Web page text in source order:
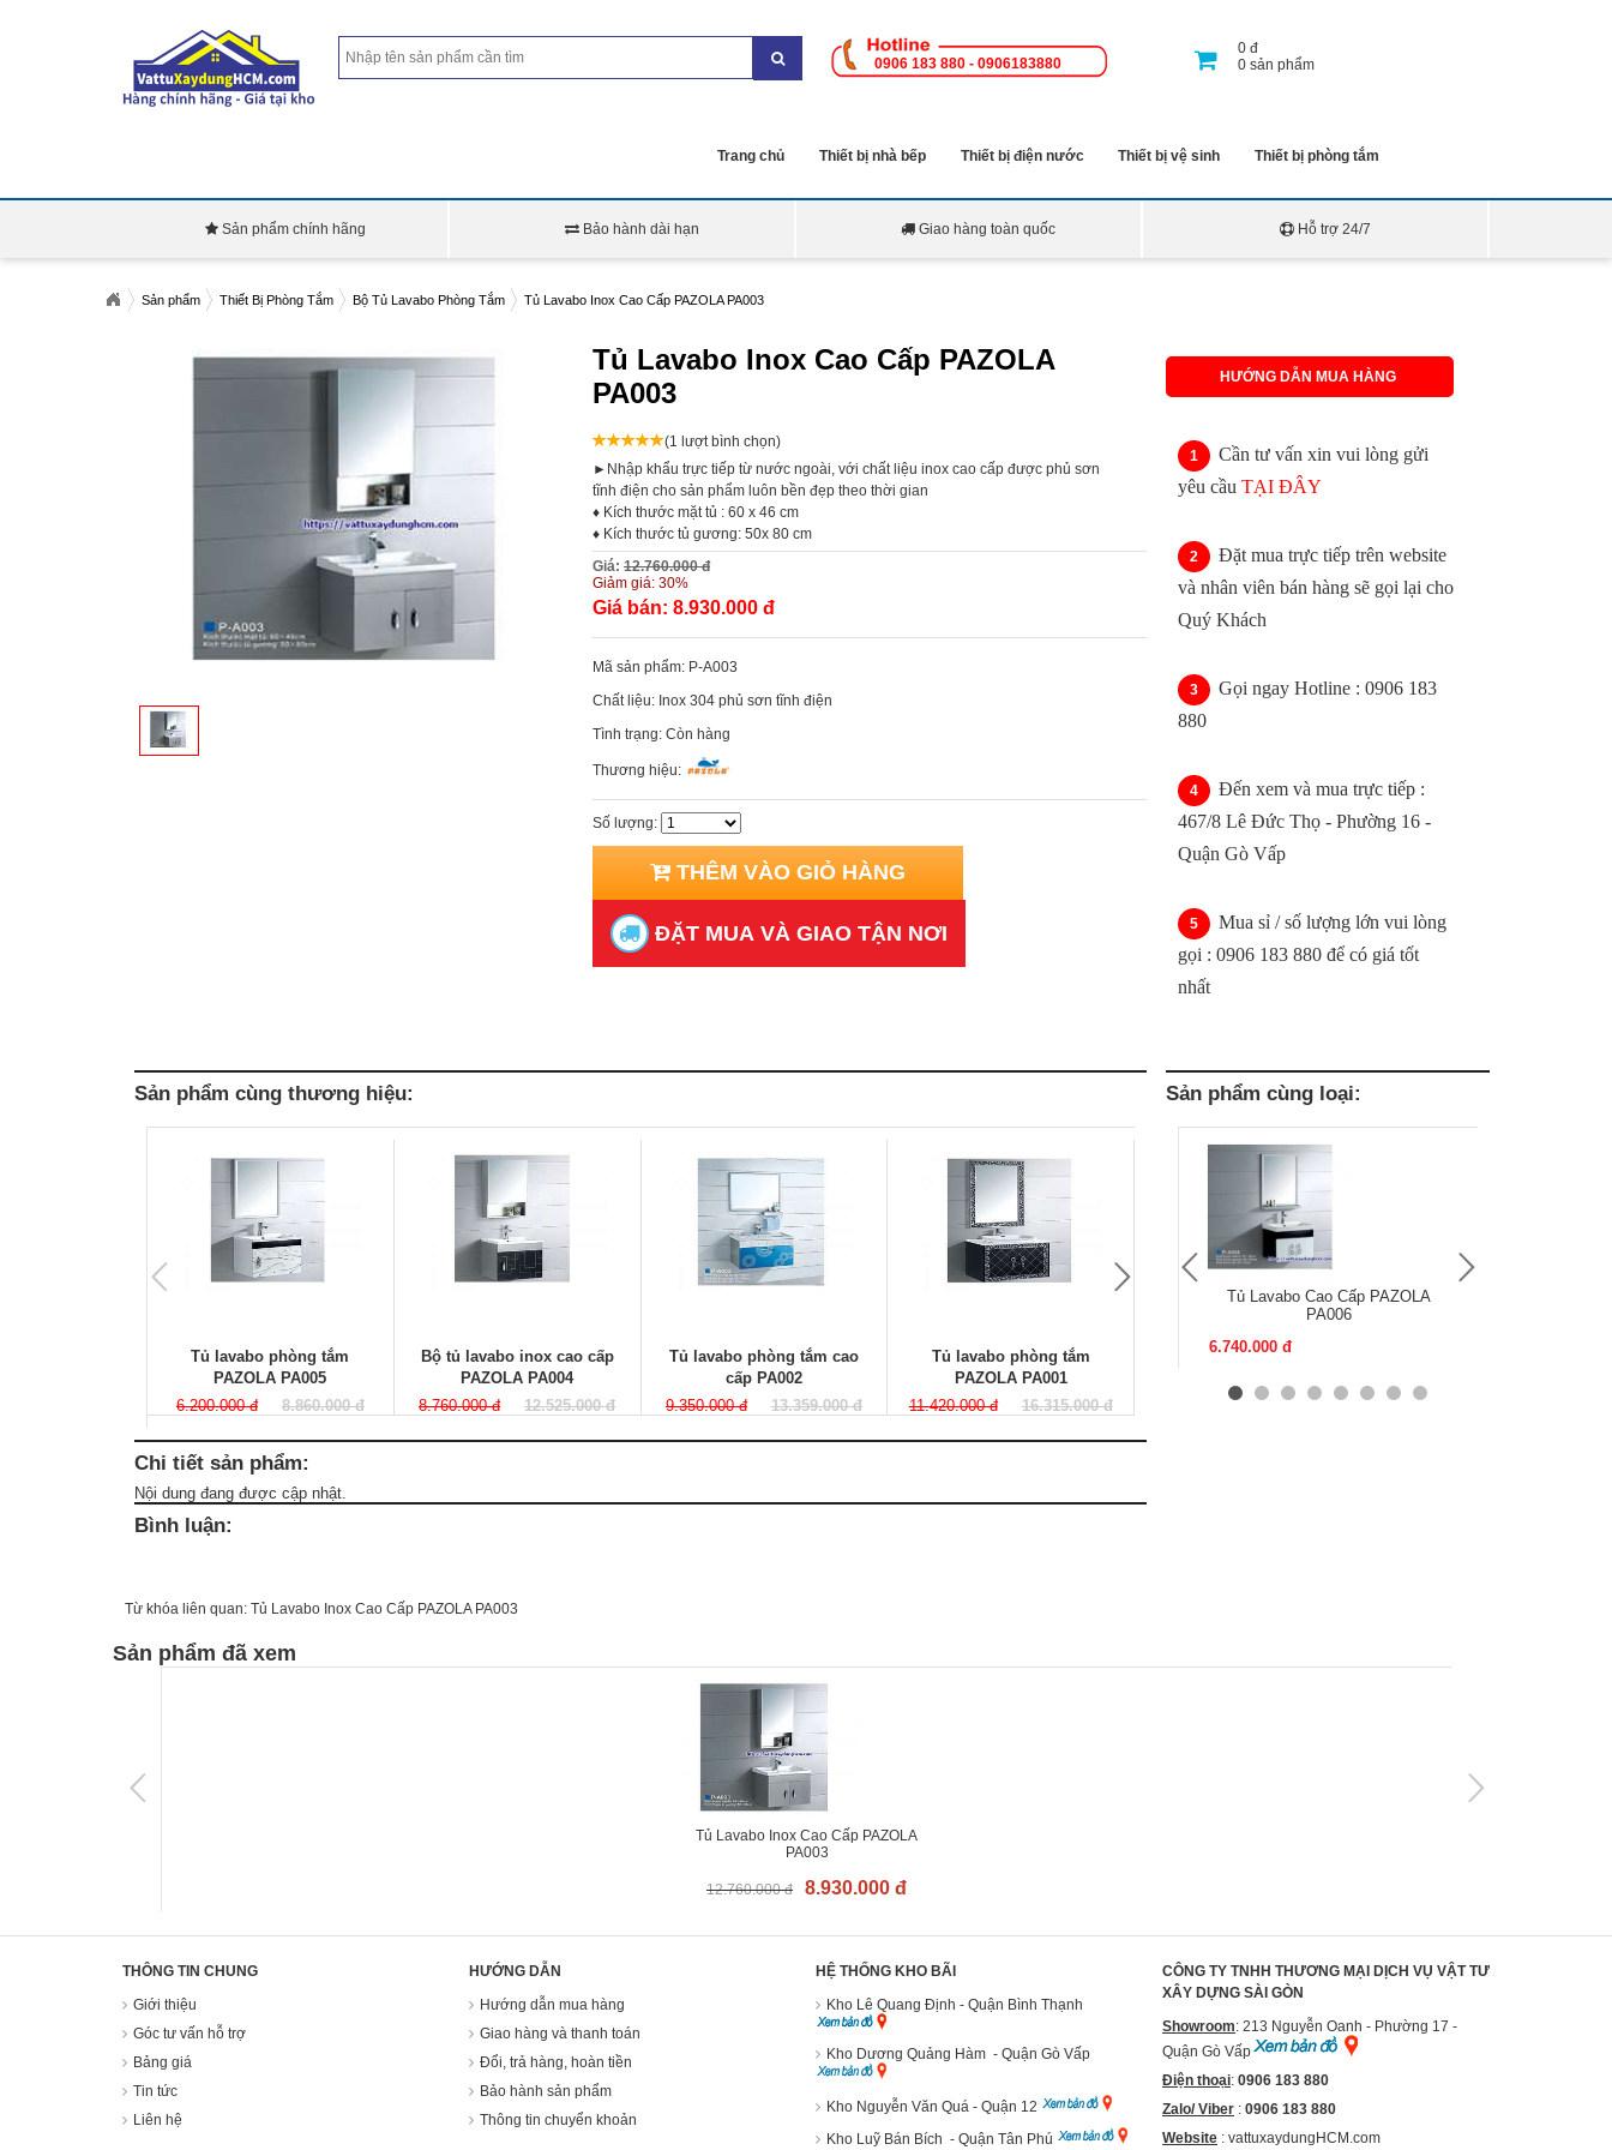
0906 183 880 - 0906183880
0đ
0sản phẩm
Trang chủ Thiết bị nhà bếp Thiết bị điện nước Thiết bị vệ sinh Thiết bị phòng tắm
Sản phẩm chính hãng Bảo hành dài hạn Giao hàng toàn quốc Hỗ trợ 24/7
Sản phẩm Thiết Bị Phòng Tắm Bộ Tủ Lavabo Phòng Tắm Tủ Lavabo Inox Cao Cấp PAZOLA PA003
Tủ Lavabo Inox Cao Cấp PAZOLA
PA003
(1 lượt bình chọn)
►Nhập khẩu trực tiếp từ nước ngoài, với chất liệu inox cao cấp được phủ sơn
tĩnh điện cho sản phẩm luôn bền đẹp theo thời gian
♦ Kích thước mặt tủ : 60 x 46 cm
♦ Kích thước tủ gương: 50x 80 cm
Giá: 12.760.000 đ
Giảm giá: 30%
Giá bán: 8.930.000 đ
Mã sản phẩm: P-A003
Chất liệu: Inox 304 phủ sơn tĩnh điện
Tình trạng: Còn hàng
Thương hiệu:
Số lượng:
THÊM VÀO GIỎ HÀNG
ĐẶT MUA VÀ GIAO TẬN NƠI
HƯỚNG DẪN MUA HÀNG
Cần tư vấn xin vui lòng gửi
yêu cầu TẠI ĐÂY
Đặt mua trực tiếp trên website
và nhân viên bán hàng sẽ gọi lại cho
Quý Khách
Gọi ngay Hotline : 0906 183
880
Đến xem và mua trực tiếp :
467/8 Lê Đức Thọ - Phường 16 -
Quận Gò Vấp
Mua sỉ / số lượng lớn vui lòng
gọi : 0906 183 880 để có giá tốt
nhất
Sản phẩm cùng thương hiệu:
Tủ lavabo phòng tắm
PAZOLA PA005
6.200.000 đ
8.860.000 đ
Bộ tủ lavabo inox cao cấp
PAZOLA PA004
8.760.000 đ
12.525.000 đ
Tủ lavabo phòng tắm cao
cấp PA002
9.350.000 đ
13.359.000 đ
Tủ lavabo phòng tắm
PAZOLA PA001
11.420.000 đ
16.315.000 đ
Tủ Lavabo Cao Cấp PAZOLA
6.740.000 đ
9.635.000 đ
Chi tiết sản phẩm:
Nội dung đang được cập nhật.
Bình luận:
Sản phẩm cùng loại:
Tủ Lavabo Cao Cấp PAZOLA
PA006
6.740.000 đ
Từ khóa liên quan: Tủ Lavabo Inox Cao Cấp PAZOLA PA003
Sản phẩm đã xem
Tủ Lavabo Inox Cao Cấp PAZOLA
PA003
12.760.000 đ 8.930.000 đ
THÔNG TIN CHUNG
Giới thiệu
Góc tư vấn hỗ trợ
Bảng giá
Tin tức
Liên hệ
HƯỚNG DẪN
Hướng dẫn mua hàng
Giao hàng và thanh toán
Đổi, trả hàng, hoàn tiền
Bảo hành sản phẩm
Thông tin chuyển khoản
HỆ THỐNG KHO BÃI
Kho Lê Quang Định - Quận Bình Thạnh
Kho Dương Quảng Hàm - Quận Gò Vấp
Kho Nguyễn Văn Quá - Quận 12
Kho Luỹ Bán Bích - Quận Tân Phú
CÔNG TY TNHH THƯƠNG MẠI DỊCH VỤ VẬT TƯ
XÂY DỰNG SÀI GÒN
Showroom: 213 Nguyễn Oanh - Phường 17 -
Quận Gò Vấp
Điện thoại: 0906 183 880
Zalo/ Viber : 0906 183 880
Website : vattuxaydungHCM.com